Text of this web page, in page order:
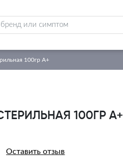
100гр А+
100ГР А+
Оставить отзыв